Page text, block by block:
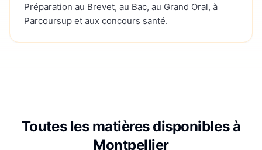
Préparation au Brevet, au Bac, au Grand Oral, à
Parcoursup et aux concours santé.
Toutes les matières disponibles à
Montpellier